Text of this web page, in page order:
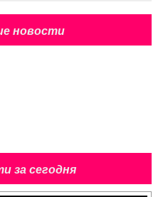
новости
за сегодня